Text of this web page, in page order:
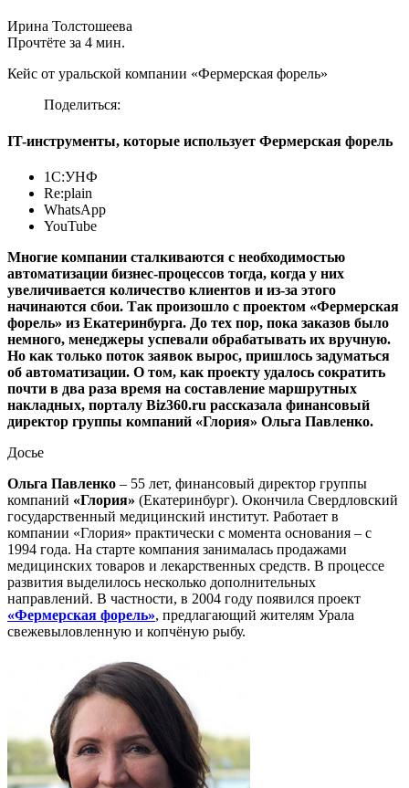
Ирина Толстошеева
Прочтёте за 4 мин.
Кейс от уральской компании «Фермерская форель»
Поделиться:
IT-инструменты, которые использует Фермерская форель
1С:УНФ
Re:plain
WhatsApp
YouTube
Многие компании сталкиваются с необходимостью
автоматизации бизнес-процессов тогда, когда у них
увеличивается количество клиентов и из-за этого
начинаются сбои. Так произошло с проектом «Фермерская
форель» из Екатеринбурга. До тех пор, пока заказов было
немного, менеджеры успевали обрабатывать их вручную.
Но как только поток заявок вырос, пришлось задуматься
об автоматизации. О том, как проекту удалось сократить
почти в два раза время на составление маршрутных
накладных, порталу Biz360.ru рассказала финансовый
директор группы компаний «Глория» Ольга Павленко.
Досье
Ольга Павленко – 55 лет, финансовый директор группы
компаний «Глория» (Екатеринбург). Окончила Свердловский
государственный медицинский институт. Работает в
компании «Глория» практически с момента основания – с
1994 года. На старте компания занималась продажами
медицинских товаров и лекарственных средств. В процессе
развития выделилось несколько дополнительных
направлений. В частности, в 2004 году появился проект
«Фермерская форель», предлагающий жителям Урала
свежевыловленную и копчёную рыбу.